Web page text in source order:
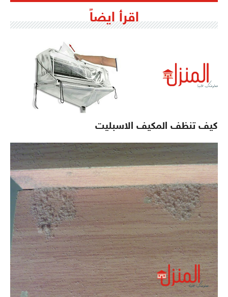
اقرأ ايضاً
كيف تنظف المكيف الاسبليت